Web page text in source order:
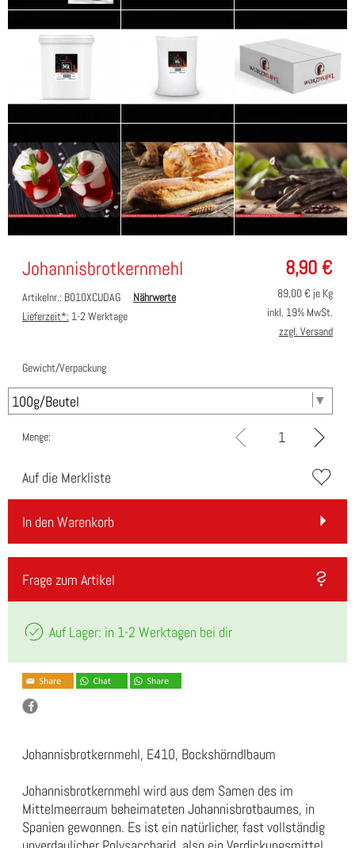
8,90 €
Johannisbrotkernmehl
Artikelnr.: B010XCUDAG
Nährwerte
Lieferzeit*: 1-2 Werktage
89,00€ je Kg
inkl. 19% MwSt.
zzgl. Versand
Gewicht/Verpackung
Menge:
Auf die Merkliste
In den Warenkorb
Frage zum Artikel
Auf Lager: in 1-2 Werktagen bei dir
Johannisbrotkernmehl, E410, Bockshörndlbaum
Johannisbrotkernmehl wird aus dem Samen des im
Mittelmeerraum beheimateten Johannisbrotbaumes, in
Spanien gewonnen. Es ist ein natürlicher, fast vollständig